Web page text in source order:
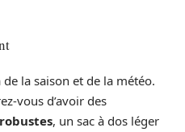
la saison et de la météo.
vous d’avoir des
, un sac à dos léger